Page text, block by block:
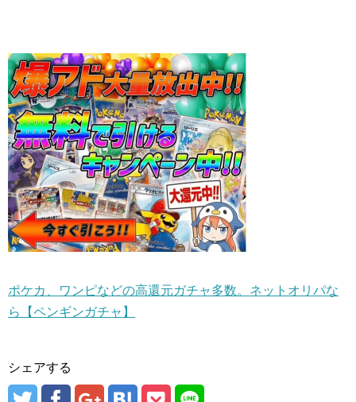
ポケカ、ワンピなどの高還元ガチャ多数。ネットオリパな
ら【ペンギンガチャ】
シェアする